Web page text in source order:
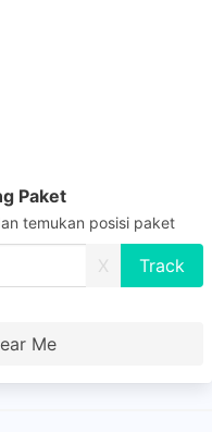
Paket
temukan posisi paket
X
Me